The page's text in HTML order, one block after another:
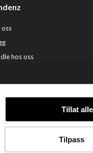
Tillat alle
Tilpass
hos oss
nr. 948 341 662) |